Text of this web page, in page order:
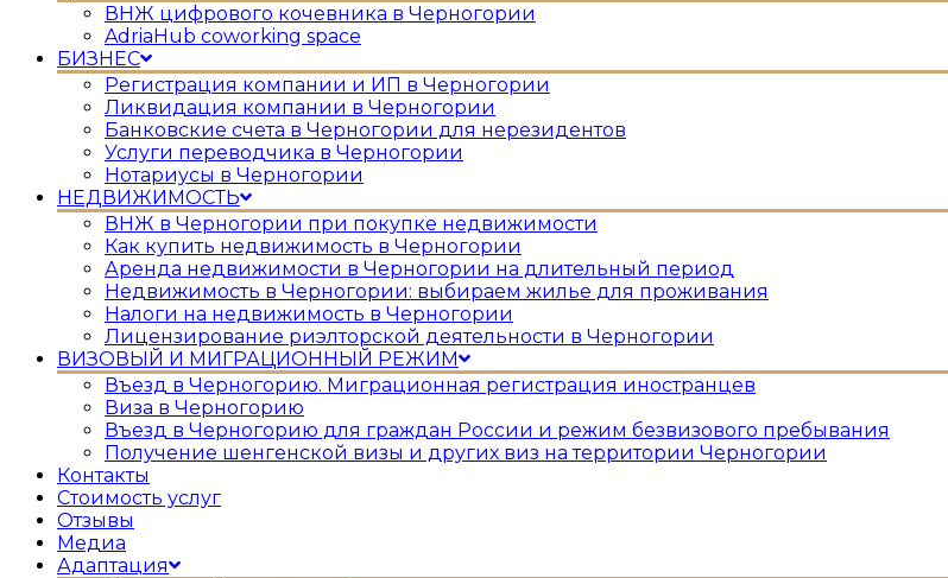
ВНЖ цифрового кочевника в Черногории
AdriaHub coworking space
БИЗНЕС
Регистрация компании и ИП в Черногории
Ликвидация компании в Черногории
Банковские счета в Черногории для нерезидентов
Услуги переводчика в Черногории
Нотариусы в Черногории
НЕДВИЖИМОСТЬ
ВНЖ в Черногории при покупке недвижимости
Как купить недвижимость в Черногории
Аренда недвижимости в Черногории на длительный период
Недвижимость в Черногории: выбираем жилье для проживания
Налоги на недвижимость в Черногории
Лицензирование риэлторской деятельности в Черногории
ВИЗОВЫЙ И МИГРАЦИОННЫЙ РЕЖИМ
Въезд в Черногорию. Миграционная регистрация иностранцев
Виза в Черногорию
Въезд в Черногорию для граждан России и режим безвизового пребывания
Получение шенгенской визы и других виз на территории Черногории
Контакты
Стоимость услуг
Отзывы
Медиа
Адаптация